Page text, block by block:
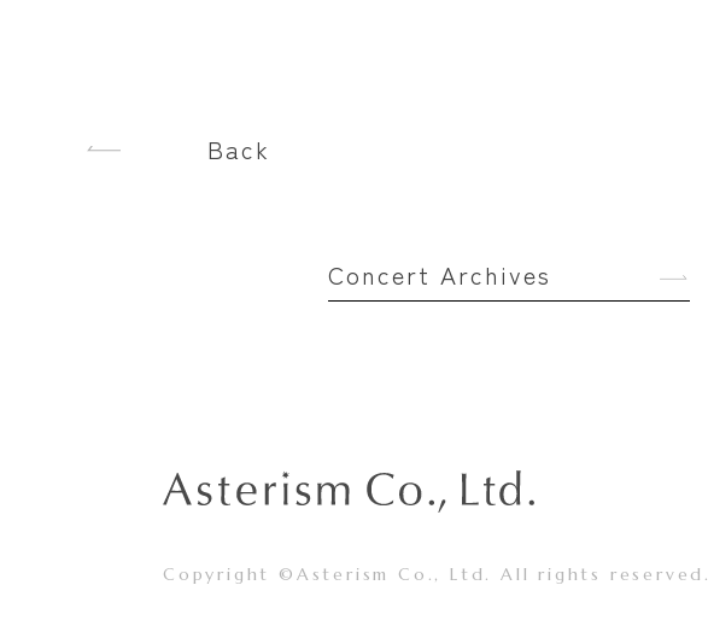
Back
Concert Archives
Copyright ©Asterism Co., Ltd. All rights reserved.